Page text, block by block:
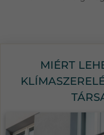
MIÉRT